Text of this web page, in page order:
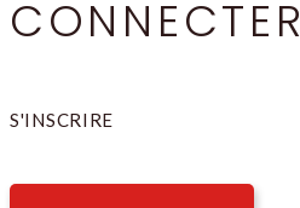
CONNECTER
S'INSCRIRE